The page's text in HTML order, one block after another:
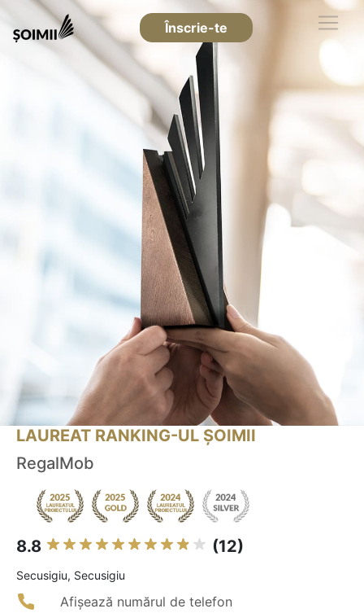
Înscrie-te
LAUREAT RANKING-UL ȘOIMII
RegalMob
8.8 (12)
Secusigiu, Secusigiu
Afișează numărul de telefon